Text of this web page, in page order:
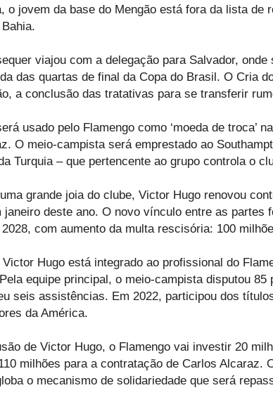
o jovem da base do Mengão está fora da lista de
viajou com a delegação para Salvador, onde
das quartas de final da Copa do Brasil. O Cria
a conclusão das tratativas para se transferir
usado pelo Flamengo como ‘moeda de troca’
O meio-campista será emprestado ao
Turquia – que pertencente ao grupo controla o
grande joia do clube, Victor Hugo renovou
janeiro deste ano. O novo vínculo entre as partes
com aumento da multa rescisória: 100
Hugo está integrado ao profissional do
equipe principal, o meio-campista disputou 85
seis assistências. Em 2022, participou dos
da América.
de Victor Hugo, o Flamengo vai investir 20
milhões para a contratação de Carlos Alcaraz.
o mecanismo de solidariedade que será